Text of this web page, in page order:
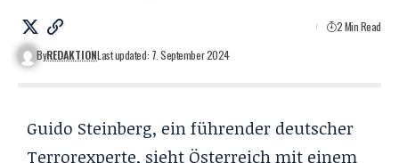
ByREDAKTIONLast updated: 7. September 2024
2 Min Read
Guido Steinberg, ein führender deutscher
Terrorexperte, sieht Österreich mit einem